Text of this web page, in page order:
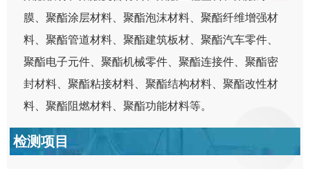
膜、聚酯涂层材料、聚酯泡沫材料、聚酯纤维增强材
料、聚酯管道材料、聚酯建筑板材、聚酯汽车零件、
聚酯电子元件、聚酯机械零件、聚酯连接件、聚酯密
封材料、聚酯粘接材料、聚酯结构材料、聚酯改性材
料、聚酯阻燃材料、聚酯功能材料等。
检测项目